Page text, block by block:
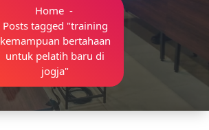
Home-
Posts tagged "training
kemampuan bertahaan
untuk pelatih baru di
jogja"